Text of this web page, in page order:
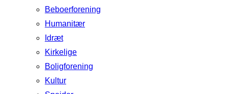
Beboerforening
Humanitær
Idræt
Kirkelige
Boligforening
Kultur